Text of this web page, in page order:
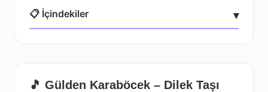
📋 İçindekiler ▾
🎵 Gülden Karaböcek – Dilek Taşı